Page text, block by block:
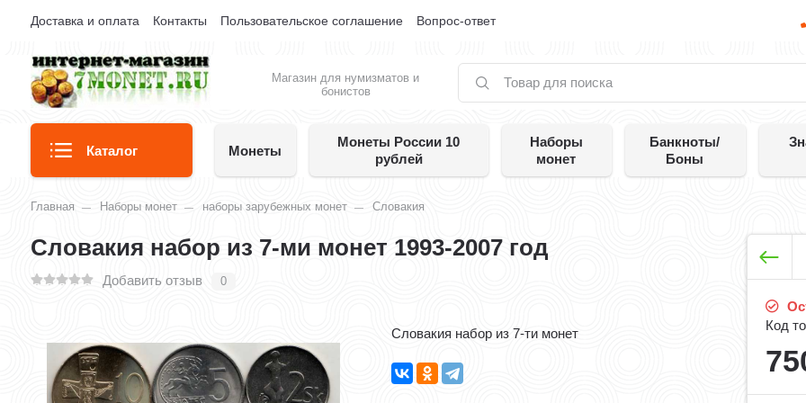
Доставка и оплата Контакты Пользовательское соглашение Вопрос-ответ
Магазин для нумизматов и
бонистов
Каталог Монеты
Монеты России 10
рублей
Наборы
монет
Банкноты/
Боны
Главная Наборы монет наборы зарубежных монет Словакия
Словакия набор из 7-ми монет 1993-2007 год
Добавить отзыв 0
Словакия набор из 7-ти монет
Код